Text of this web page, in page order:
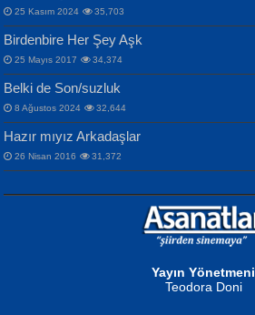
MAHMUT GÜRBÜZ
İbrahim Olmak ve Bitirebilmek...
NURAN KÖSE BAYDAR
Songül Özel
Mahzen...
Ben Deniz Değilim ki...
NAZIM HİKMET RAN
Bir Cezaevinde, Tecritteki Adamın
Mektupları...
25 Kasım 2024 35,703
Birdenbire Her Şey Aşk
25 Mayıs 2017 34,374
Belki de Son/suzluk
8 Ağustos 2024 32,644
Hazır mıyız Arkadaşlar
26 Nisan 2016 31,372
Yayın Yönetmeni
Teodora Doni